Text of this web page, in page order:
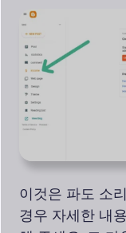
이것은 파도 소
경우 자세한 내